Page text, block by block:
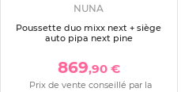
NUNA
Poussette duo mixx next + siège
auto pipa next pine
869,90 €
Prix de vente conseillé par la